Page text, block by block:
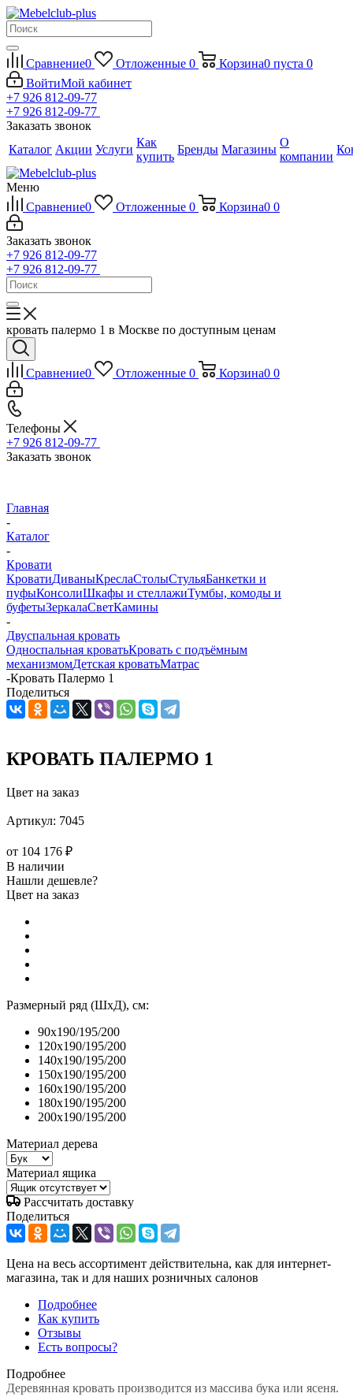
Сравнение0 Отложенные 0 Корзина0 пуста 0
ВойтиМой кабинет
+7 926 812-09-77
+7 926 812-09-77
Заказать звонок
Каталог Акции Услуги
Как
купить
Бренды Магазины
О
компании
Меню
Сравнение0 Отложенные 0 Корзина0 0
Заказать звонок
+7 926 812-09-77
+7 926 812-09-77
кровать палермо 1 в Москве по доступным ценам
Сравнение0 Отложенные 0 Корзина0 0
Телефоны
+7 926 812-09-77
Заказать звонок
Главная
-
Каталог
-
Кровати
КроватиДиваныКреслаСтолыСтульяБанкетки и
пуфыКонсолиШкафы и стеллажиТумбы, комоды и
буфетыЗеркалаСветКамины
-
Двуспальная кровать
Односпальная кроватьКровать с подъёмным
механизмомДетская кроватьМатрас
-Кровать Палермо 1
Поделиться
КРОВАТЬ ПАЛЕРМО 1
Цвет на заказ
Артикул: 7045
от 104 176 ₽
В наличии
Нашли дешевле?
Цвет на заказ
Размерный ряд (ШхД), см:
90x190/195/200
120x190/195/200
140x190/195/200
150x190/195/200
160x190/195/200
180x190/195/200
200x190/195/200
Материал дерева
Материал ящика
Рассчитать доставку
Поделиться
Цена на весь ассортимент действительна, как для интернет-
магазина, так и для наших розничных салонов
Подробнее
Как купить
Отзывы
Есть вопросы?
Подробнее
Деревянная кровать производится из массива бука или ясеня.